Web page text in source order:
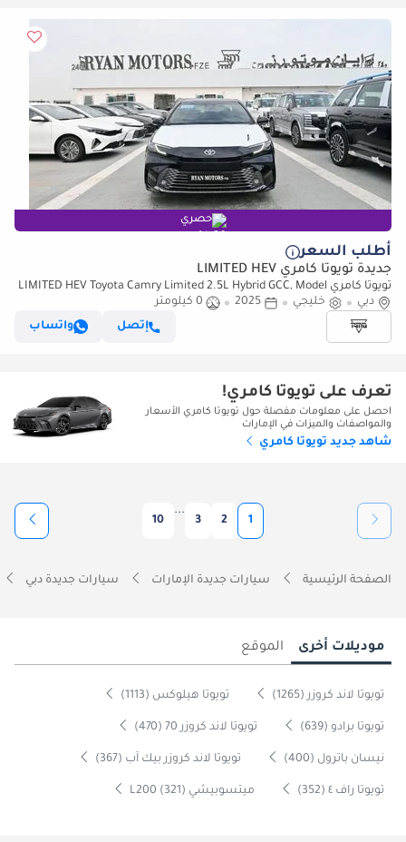
حصري
أطلب السعر
جديدة تويوتا كامري LIMITED HEV
تويوتا كامري LIMITED HEV Toyota Camry Limited 2.5L Hybrid GCC, Model
2025, Color Black
دبي خليجي 2025
0 كيلومتر
إتصل
واتساب
تعرف على تويوتا كامري!
احصل على معلومات مفصلة حول تويوتا كامري الأسعار
والمواصفات والميزات في الإمارات
شاهد جديد تويوتا كامري
1
2
3
...
10
الصفحة الرئيسية سيارات جديدة الإمارات سيارات جديدة دبي
موديلات أخرى الموقع
تويوتا لاند كروزر (1265) تويوتا هيلوكس (1113)
تويوتا برادو (639) تويوتا لاند كروزر 70 (470)
نيسان باترول (400) تويوتا لاند كروزر بيك آب (367)
تويوتا راف ٤ (352) ميتسوبيشي L200 (321)